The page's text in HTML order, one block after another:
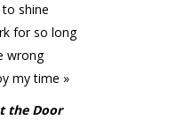
to shine
for so long
wrong
my time »
the Door